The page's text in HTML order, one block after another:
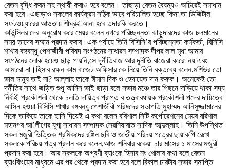
বেতন বৃদ্ধি করন সহ স্থায়ী করাও হবে বলেন। তাছাড়া বেতন বৈষম্যও অচিরেই সমাধান
করা হবে।এছাড়াও সকলের কার্যক্রম সঠিক ভাবে পরিচালিত হচ্ছে কিনা তা ডিজিটাল
সফটওয়্যারের আওতায় শীঘ্রই আনা হবে তদারকি করতে।
কাউন্সিলর দের অনুরোধ করে মেয়র বলেন নগরে পরিচ্ছন্নতা ঝাড়ুদারদের কাজ চলমানের
সময় তাদের সম্মান প্রদান করার।এক পর্যায়ে তিনি বিসিসি’র পরিচ্ছন্নতা কর্মকর্তা, বিসিসি
শাখার বঙ্গবন্ধু পেশাজীবী পরিষদ সংগঠনের সাধারন সম্পাদক দীপর লাল মৃধা আমার
সংগঠনের লোক হয়েও ছাড় পায়নি,সে দূর্নীতিবাজ আর দূর্নীতি বাজেরা কারো নয় এবং
আমারো না।হিসাব রক্ষন কাম বাজেট অফিসার কে নিয়ে তিনি বক্তব্যে বলেন,মশিউর তো
ভাল মানুষ তাই না? আল্লাহ তাকে ঈমান দিক ও হেদায়েত দান করুক। অনেকেই তো
দূর্নীতির সাথে জড়িত শুধু আনিস ভাই ছাড়া বলে সভার মঞ্চে তার পিছনে দাড়িয়ে থাকা সদ্য
নির্বাহী প্রকৌশলী থেকে চলতি দায়িত্ব প্রাপ্ত ব তত্ত্বাবধায়ক প্রকৌশলী পদের দায়িত্বে
আসিন হওয়া বিসিসি শাখার বঙ্গবন্ধু পেশাজীবী পরিষদের সভাপতি মুহাম্মদ আনিসুজ্জামানের
দিকে তাকিয়ে তাকে হাসি দিয়েই এ কথা বলেন বরিশাল সিটি কর্পোরেশনের মেয়র বরিশাল
মহানগর আ’লীগের যুগ্ম সাধারন সম্পাদক সেরনিয়াবাত সাদিক আব্দুল্লাহ। তিনি উপস্থিত
সকল মজুরী ভিত্তিক শ্রমিকদের রঙিন ছবি ও জাতীয় পরিচয় পত্রের ছায়াকপি রেখে
সকলকে পরিচয় পত্র প্রদান করে বলেন,আজ শনিবার বকেয়া চার মাসের ১ মাসের মজুরী
প্রদান করা হবে। আর সকলকে অগ্রণী ব্যাংকে হিসাব নং খোলার কথা বলে বেতন
ব্যাংকিংয়ের মাধ্যমে এর পর থেকে প্রদান করা হবে বলে বিকাল চারটায় সভার সমাপ্তি